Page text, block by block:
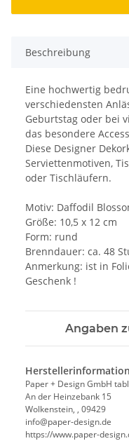
Beschreibung
Eine hochwertig
verschiedensten
Geburtstag oder bei
das besondere
Diese Designer
Serviettenmotiven,
oder Tischläufern.
Motiv: Daffodil
Größe: 10,5 x 12 cm
Form: rund
Brenndauer: ca. 48
Anmerkung: ist in
Geschenk !
Angaben
Paper + Design GmbH
An der Heinzebank 15
Wolkenstein, , 09429
info@paper-design.de
https://www.paper-